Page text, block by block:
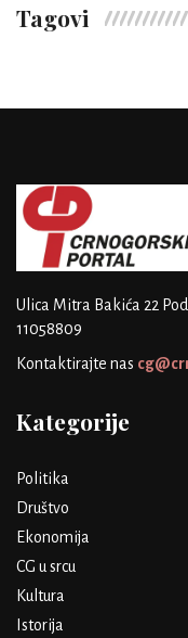
Tagovi
Ulica Mitra Bakića 22
11058809
Kontaktirajte nas
Kategorije
Politika
Društvo
Ekonomija
CG u srcu
Kultura
Istorija